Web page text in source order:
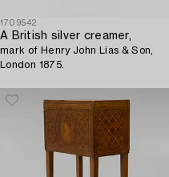
1709542
A British silver creamer,
mark of Henry John Lias & Son,
London 1875.